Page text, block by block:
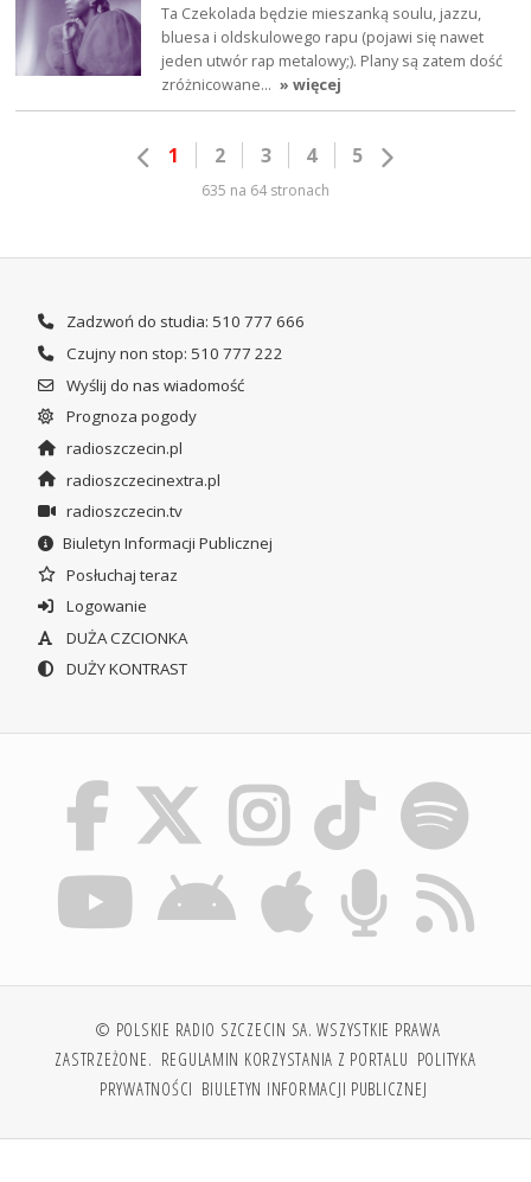
Ta Czekolada będzie mieszanką soulu, jazzu,
bluesa i oldskulowego rapu (pojawi się nawet
jeden utwór rap metalowy;). Plany są zatem dość
zróżnicowane… » więcej
1 2 3 4 5
635 na 64 stronach
Zadzwoń do studia: 510 777 666
Czujny non stop: 510 777 222
Wyślij do nas wiadomość
Prognoza pogody
radioszczecin.pl
radioszczecinextra.pl
radioszczecin.tv
Biuletyn Informacji Publicznej
Posłuchaj teraz
Logowanie
DUŻA CZCIONKA
DUŻY KONTRAST
© POLSKIE RADIO SZCZECIN SA. WSZYSTKIE PRAWA
ZASTRZEŻONE. REGULAMIN KORZYSTANIA Z PORTALU POLITYKA
PRYWATNOŚCI BIULETYN INFORMACJI PUBLICZNEJ